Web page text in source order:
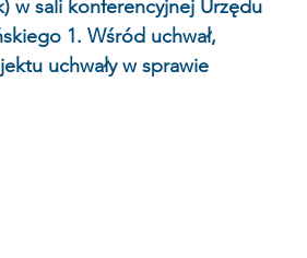
w sali konferencyjnej Urzędu
1. Wśród uchwał,
uchwały w sprawie